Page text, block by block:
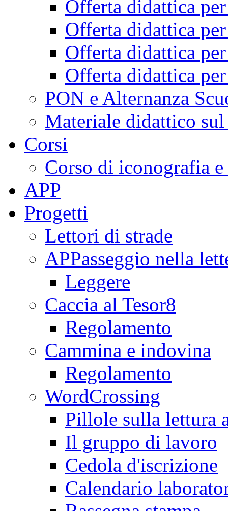
Offerta didattica
Offerta didattica
Offerta didattica
Offerta didattica
PON e Alternanza
Materiale didattico
Corsi
Corso di iconografia
APP
Progetti
Lettori di strade
APPasseggio nella
Leggere
Caccia al Tesor8
Regolamento
Cammina e indovina
Regolamento
WordCrossing
Pillole sulla lettura
Il gruppo di lavoro
Cedola d'iscrizione
Calendario